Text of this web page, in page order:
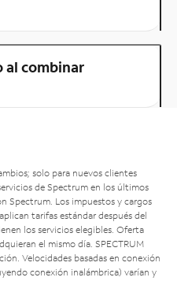
al combinar
solo para nuevos clientes
de Spectrum en los últimos
Spectrum. Los impuestos y cargos
tarifas estándar después del
los servicios elegibles. Oferta
el mismo día. SPECTRUM
Velocidades basadas en conexión
conexión inalámbrica) varían y